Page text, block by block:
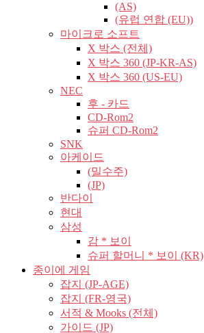
(AS)
(유럽​​ 연합 (EU))
마이크로 소프트
X 박스 (전체)
X 박스 360 (JP-KR-AS)
X 박스 360 (US-EU)
NEC
후 - 카드
CD-Rom2
슈퍼 CD-Rom2
SNK
아케이드
(밀수주)
(JP)
반다이
현대
삼성
감 * 보이
슈퍼 할머니 * 보이 (KR)
종이에 게임
잡지 (JP-AGE)
잡지 (FR-영국)
서적 & Mooks (전체)
가이드 (JP)